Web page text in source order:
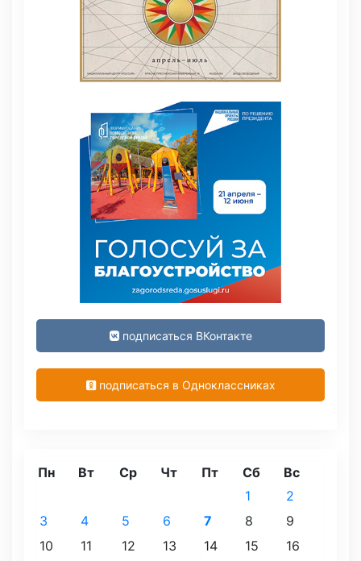
подписаться ВКонтакте
подписаться в Одноклассниках
Пн Вт Ср Чт Пт Сб Вс
1
2
3
4 5 6 7 8
9
10
11 12 13 14 15
16